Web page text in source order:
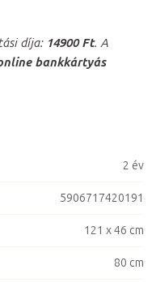
díja: 14900 Ft. A
bankkártyás
2 év
5906717420191
121 x 46 cm
80 cm